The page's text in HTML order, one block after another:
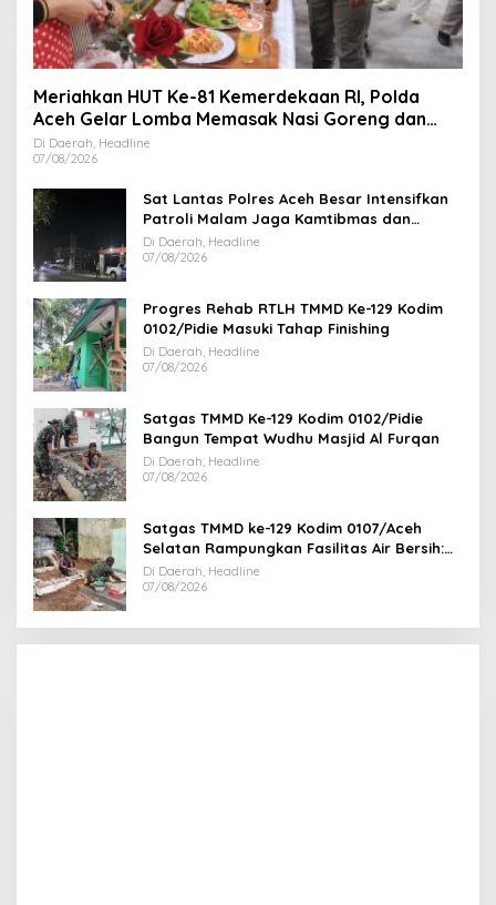
Meriahkan HUT Ke-81 Kemerdekaan RI, Polda
Aceh Gelar Lomba Memasak Nasi Goreng dan
Aneka Minuman
Di Daerah, Headline
07/08/2026
Sat Lantas Polres Aceh Besar Intensifkan
Patroli Malam Jaga Kamtibmas dan
Kelancaran Lalu Lintas
Di Daerah, Headline
07/08/2026
Progres Rehab RTLH TMMD Ke-129 Kodim
0102/Pidie Masuki Tahap Finishing
Di Daerah, Headline
07/08/2026
Satgas TMMD Ke-129 Kodim 0102/Pidie
Bangun Tempat Wudhu Masjid Al Furqan
Di Daerah, Headline
07/08/2026
Satgas TMMD ke-129 Kodim 0107/Aceh
Selatan Rampungkan Fasilitas Air Bersih:
Tapak Tower Mulai Dipasang
Di Daerah, Headline
07/08/2026